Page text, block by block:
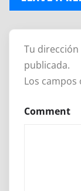
Tu
publicada.
Los
Comment